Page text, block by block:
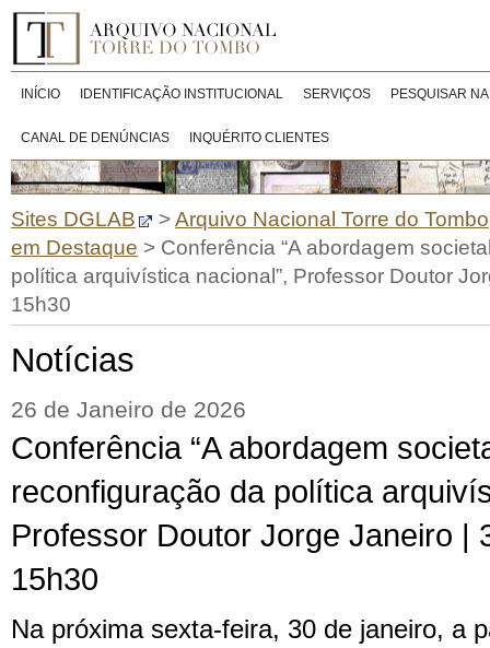
INÍCIO IDENTIFICAÇÃO INSTITUCIONAL SERVIÇOS PESQUISAR
CANAL DE DENÚNCIAS INQUÉRITO CLIENTES
Sites DGLAB >Arquivo Nacional Torre do Tombo
em Destaque > Conferência “A abordagem
política arquivística nacional”, Professor Doutor
15h30
Notícias
26 de Janeiro de 2026
Conferência “A abordagem
reconfiguração da política
Professor Doutor Jorge Janeiro |
15h30
Na próxima sexta-feira, 30 de janeiro, a